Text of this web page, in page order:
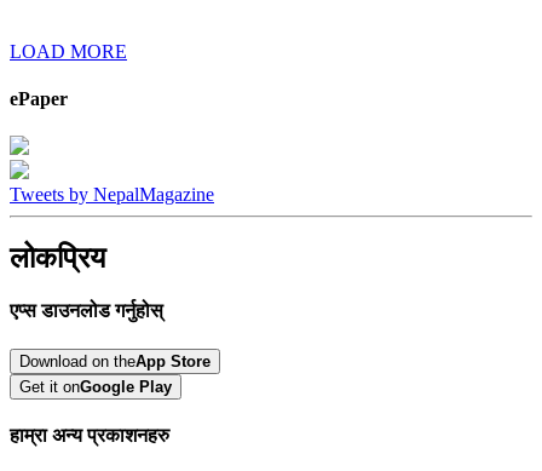
LOAD MORE
ePaper
Tweets by NepalMagazine
लोकप्रिय
एप्स डाउनलोड गर्नुहोस्
Download on theApp Store
Get it onGoogle Play
हाम्रा अन्य प्रकाशनहरु